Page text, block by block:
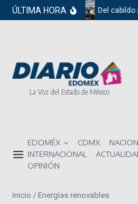
Saltar al contenido
ÚLTIMA HORA Del
La Voz del Estado de México
EDOMÉX CDMX
INTERNACIONAL
OPINIÓN
Inicio / Energías renovables